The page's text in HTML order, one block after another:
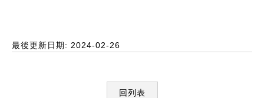
最後更新日期: 2024-02-26
回列表